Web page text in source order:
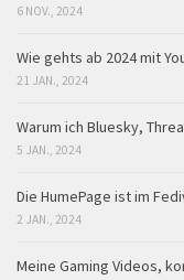
6 NOV., 2024
Wie gehts ab 2024 mit
21 JAN., 2024
Warum ich Bluesky,
5 JAN., 2024
Die HumePage ist im
2 JAN., 2024
Meine Gaming Videos,